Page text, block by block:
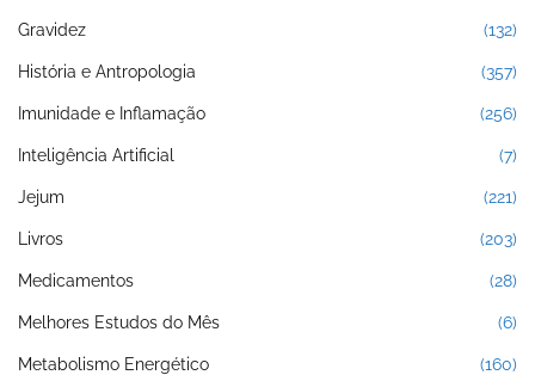
Gravidez (132)
História e Antropologia (357)
Imunidade e Inflamação (256)
Inteligência Artificial (7)
Jejum (221)
Livros (203)
Medicamentos (28)
Melhores Estudos do Mês (6)
Metabolismo Energético (160)